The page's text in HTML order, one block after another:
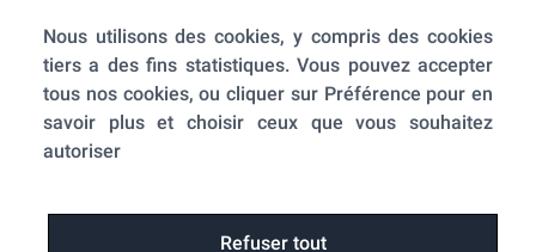
Nous utilisons des cookies, y compris des cookies
tiers a des fins statistiques. Vous pouvez accepter
tous nos cookies, ou cliquer sur Préférence pour en
savoir plus et choisir ceux que vous souhaitez
autoriser
Refuser tout
A propos de nous
A propos
Mentions légales
Conditions générales de ventes
Utilisation des cookies